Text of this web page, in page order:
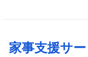
家事支援サ